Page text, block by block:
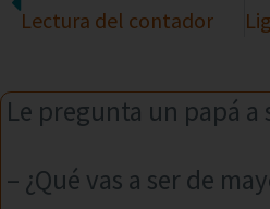
Lectura del contador
Le pregunta un papá a
– ¿Qué vas a ser de